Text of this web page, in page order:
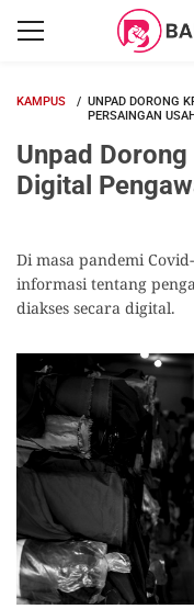
KAMPUS
UNPAD DORONG
PERSAINGAN
Unpad
Digital
Di masa pandemi
informasi tentang
diakses secara digital.